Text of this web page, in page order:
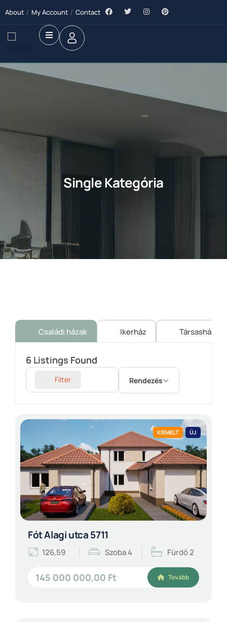
About My Account Contact
Single Kategória
Családi házak Ikerház Társasház
6 Listings Found
Filter Rendezés
KIEMELT ÚJ
Fót Alagi utca 5711
126,59 Szoba 4 Fürdő 2
145 000 000,00 Ft Tovább